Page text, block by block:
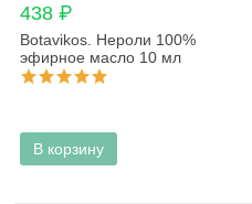
438 ₽
Botavikos. Нероли 100%
эфирное масло 10 мл
В корзину